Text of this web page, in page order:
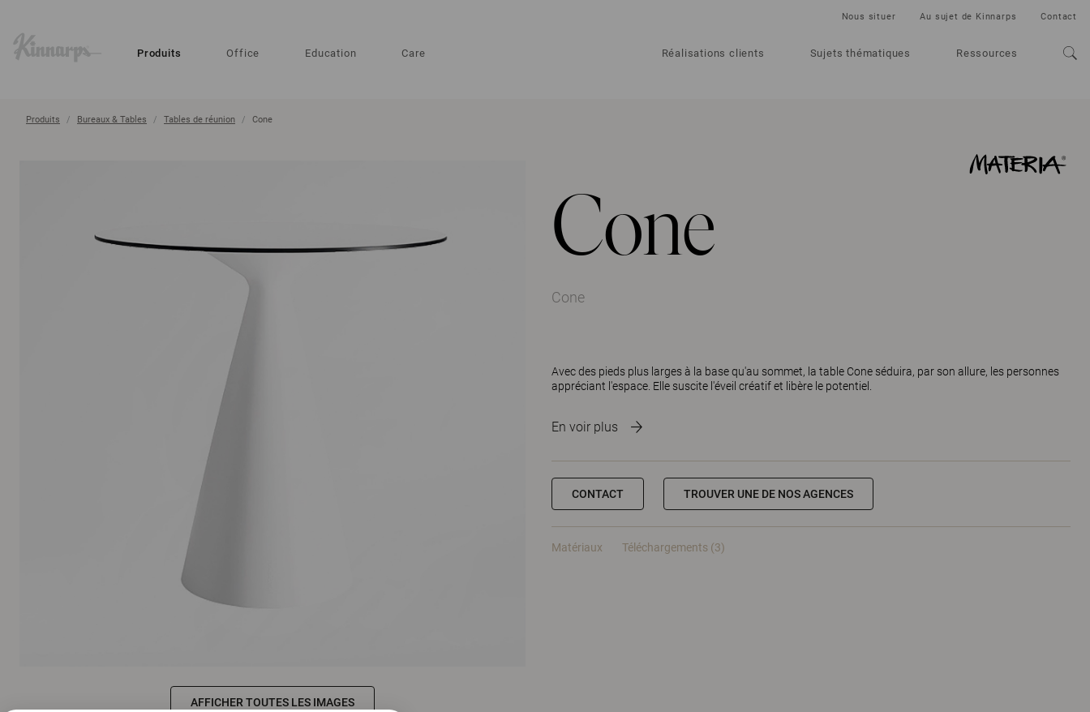
Produits Office Education Care Réalisations clients Sujets thématiques Ressources
Nous situer Au sujet de Kinnarps Contact
Produits Bureaux & Tables Tables de réunion Cone
Cone
Cone
Avec des pieds plus larges à la base qu'au sommet, la table Cone séduira, par son allure, les personnes
appréciant l'espace. Elle suscite l'éveil créatif et libère le potentiel.
En voir plus
CONTACT TROUVER UNE DE NOS AGENCES
Matériaux Téléchargements (3)
AFFICHER TOUTES LES IMAGES